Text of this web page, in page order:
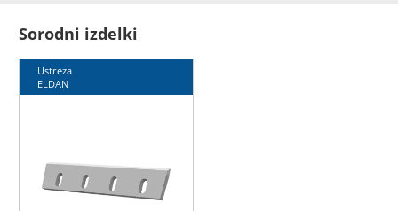
Sorodni izdelki
Ustreza
ELDAN